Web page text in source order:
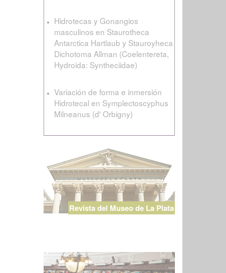
Hidrotecas y Gonangios
masculinos en Staurotheca
Antarctica Hartlaub y Stauroyheca
Dichotoma Allman (Coelentereta,
Hydroida: Syntheciidae)
Variación de forma e inmersión
Hidrotecal en Symplectoscyphus
Milneanus (d' Orbigny)
Revista del Museo de La Plata